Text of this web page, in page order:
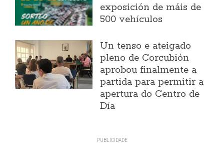
exposición de máis de
500 vehículos
Un tenso e ateigado
pleno de Corcubión
aprobou finalmente a
partida para permitir a
apertura do Centro de
Día